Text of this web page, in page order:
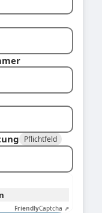
Pflichtfeld
FriendlyCaptcha ⇗